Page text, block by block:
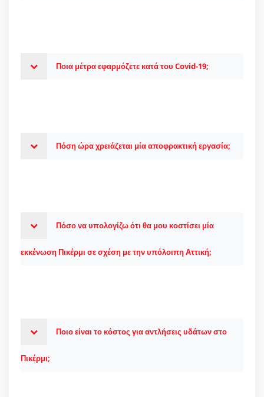
Ποια μέτρα εφαρμόζετε κατά του Covid-19;
Πόση ώρα χρειάζεται μία αποφρακτική εργασία;
Πόσο να υπολογίζω ότι θα μου κοστίσει μία
εκκένωση Πικέρμι σε σχέση με την υπόλοιπη Αττική;
Ποιο είναι το κόστος για αντλήσεις υδάτων στο
Πικέρμι;